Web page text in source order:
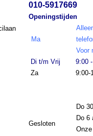
010-5917669
Openingstijden
Ma
Voor
Di t/m Vrij
9:00
Za
9:00-
Gesloten
Do
Do 6